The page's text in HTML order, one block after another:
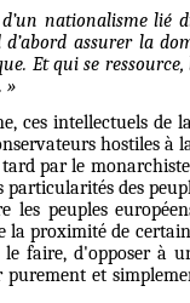
nationalisme lié
assurer la
Et qui se
»
ces intellectuels
hostiles
par le
des
les peuples
proximité de
faire, d'opposer à
et